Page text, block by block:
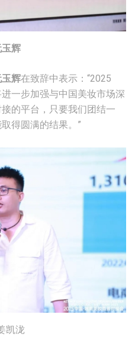
辉
辉在致辞中表示：“2025
一步加强与中国美妆市场深
的平台，只要我们团结一
得圆满的结果。”
凯泷